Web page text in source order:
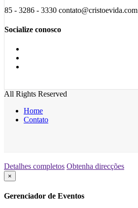
85 - 3286 - 3330 contato@cristoevida.com
Socialize conosco
All Rights Reserved
Home
Contato
Detalhes completos Obtenha direcções
×
Gerenciador de Eventos